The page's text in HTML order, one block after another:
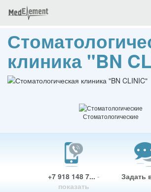
клиника "BN
Стоматологические
+7 918 148 7... -
показать
Задать